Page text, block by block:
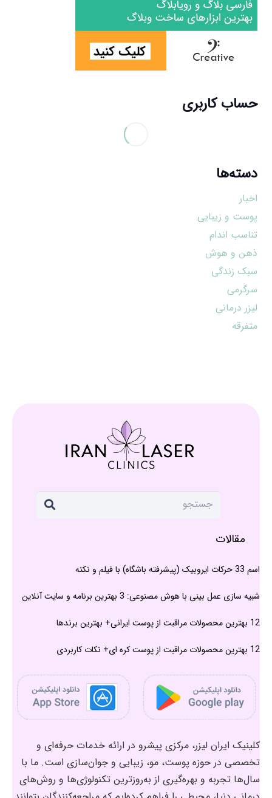
حساب کاربری
دسته‌ها
اخبار
پوست و زیبایی
تناسب اندام
ذهن و هوش
سبک زندگی
سرگرمی
لیزر درمانی
متفرقه
مقالات
اسم 33 حرکات ایروبیک (پیشرفته باشگاه) با فیلم و نکته
شبیه سازی عمل بینی با هوش مصنوعی: 3 بهترین برنامه و سایت آنلاین
12 بهترین محصولات مراقبت از پوست ایرانی+ بهترین برندها
12 بهترین محصولات مراقبت از پوست کره ای+ نکات کاربردی
کلینیک ایران لیزر، مرکزی پیشرو در ارائه خدمات حرفه‌ای و
تخصصی در حوزه پوست، مو، زیبایی و جوان‌سازی است. ما با
سال‌ها تجربه و بهره‌گیری از به‌روزترین تکنولوژی‌ها و روش‌های